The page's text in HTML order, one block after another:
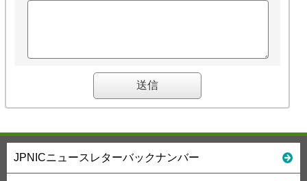
JPNICニュースレターバックナンバー